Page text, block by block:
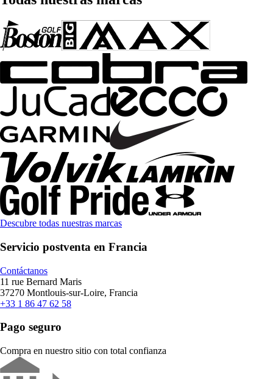
Descubre todas nuestras marcas
Servicio postventa en Francia
Contáctanos
11 rue Bernard Maris
37270 Montlouis-sur-Loire, Francia
+33 1 86 47 62 58
Pago seguro
Compra en nuestro sitio con total confianza